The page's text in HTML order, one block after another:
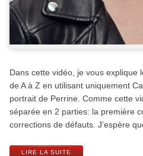
Dans cette vidéo, je vous explique
de A à Z en utilisant uniquement
portrait de Perrine. Comme cette
séparée en 2 parties: la première
corrections de défauts. J’espère
LIRE LA SUITE